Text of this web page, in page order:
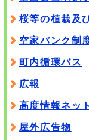
桜等の植栽及
空家バンク制
町内循環バス
広報
高度情報ネッ
屋外広告物